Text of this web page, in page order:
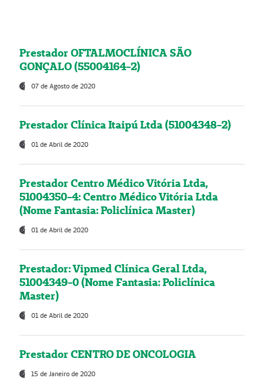
Prestador OFTALMOCLÍNICA SÃO
GONÇALO (55004164-2)
07 de Agosto de 2020
Prestador Clínica Itaipú Ltda (51004348-2)
01 de Abril de 2020
Prestador Centro Médico Vitória Ltda,
51004350-4: Centro Médico Vitória Ltda
(Nome Fantasia: Policlínica Master)
01 de Abril de 2020
Prestador: Vipmed Clínica Geral Ltda,
51004349-0 (Nome Fantasia: Policlínica
Master)
01 de Abril de 2020
Prestador CENTRO DE ONCOLOGIA
15 de Janeiro de 2020